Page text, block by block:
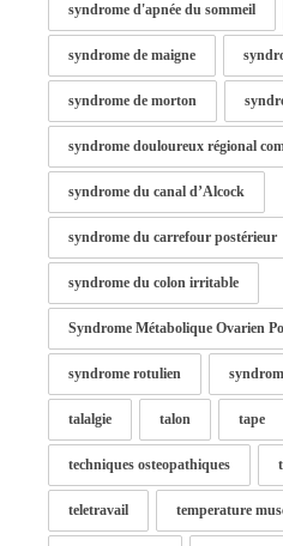
syndrome d'apnée du sommeil
syndrome de maigne
syndrome de morton
syndrome douloureux régional
syndrome du canal d’Alcock
syndrome du carrefour postérieur
syndrome du colon irritable
Syndrome Métabolique Ovarien
syndrome rotulien
talalgie talon tape
techniques osteopathiques
teletravail temperature